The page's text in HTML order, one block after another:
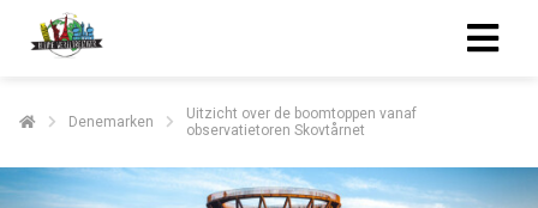
Denemarken
Uitzicht over de boomtoppen vanaf
observatietoren Skovtårnet